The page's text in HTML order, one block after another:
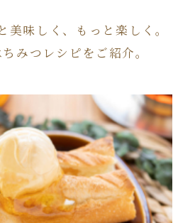
美味しく、もっと楽しく。
みつレシピをご紹介。